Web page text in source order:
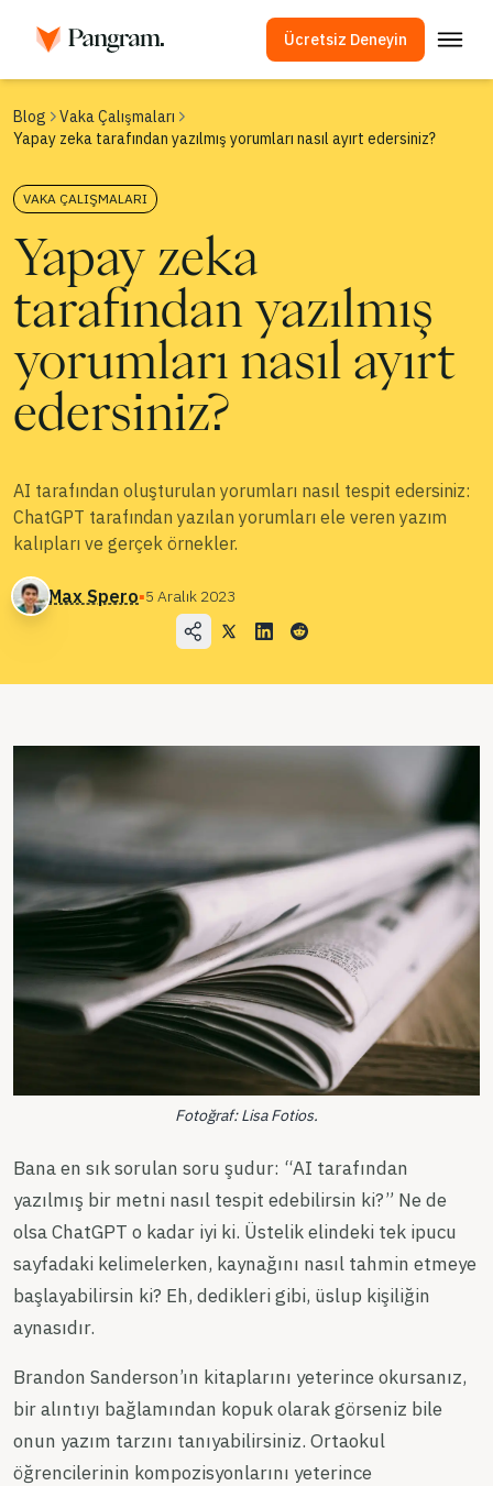
Ücretsiz Deneyin
AI Algılayıcı
Görüntü Algılayıcı
API
Entegrasyonlar
Çok Dilli Yapay Zeka Algılama
Şirket
Blog
Fiyatlandırma
Satış Departmanı ile İletişime Geçin
Giriş
Ücretsiz Deneyin
Blog
Vaka Çalışmaları
Yapay zeka tarafından yazılmış yorumları nasıl ayırt edersiniz?
VAKA ÇALIŞMALARI
Yapay zeka
tarafından yazılmış
yorumları nasıl ayırt
edersiniz?
AI tarafından oluşturulan yorumları nasıl tespit edersiniz:
ChatGPT tarafından yazılan yorumları ele veren yazım
kalıpları ve gerçek örnekler.
Max Spero▪5 Aralık 2023
Fotoğraf: Lisa Fotios.
Bana en sık sorulan soru şudur: “AI tarafından
yazılmış bir metni nasıl tespit edebilirsin ki?” Ne de
olsa ChatGPT o kadar iyi ki. Üstelik elindeki tek ipucu
sayfadaki kelimelerken, kaynağını nasıl tahmin etmeye
başlayabilirsin ki? Eh, dedikleri gibi, üslup kişiliğin
aynasıdır.
Brandon Sanderson’ın kitaplarını yeterince okursanız,
bir alıntıyı bağlamından kopuk olarak görseniz bile
onun yazım tarzını tanıyabilirsiniz. Ortaokul
öğrencilerinin kompozisyonlarını yeterince